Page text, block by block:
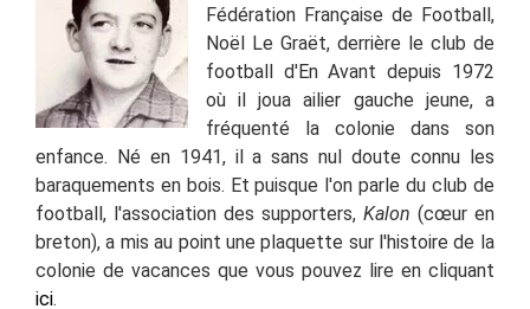
Fédération Française de Football,
Noël Le Graët, derrière le club de
football d'En Avant depuis 1972
où il joua ailier gauche jeune, a
fréquenté la colonie dans son
enfance. Né en 1941, il a sans nul doute connu les
baraquements en bois. Et puisque l'on parle du club de
football, l'association des supporters, Kalon (cœur en
breton), a mis au point une plaquette sur l'histoire de la
colonie de vacances que vous pouvez lire en cliquant
ici.